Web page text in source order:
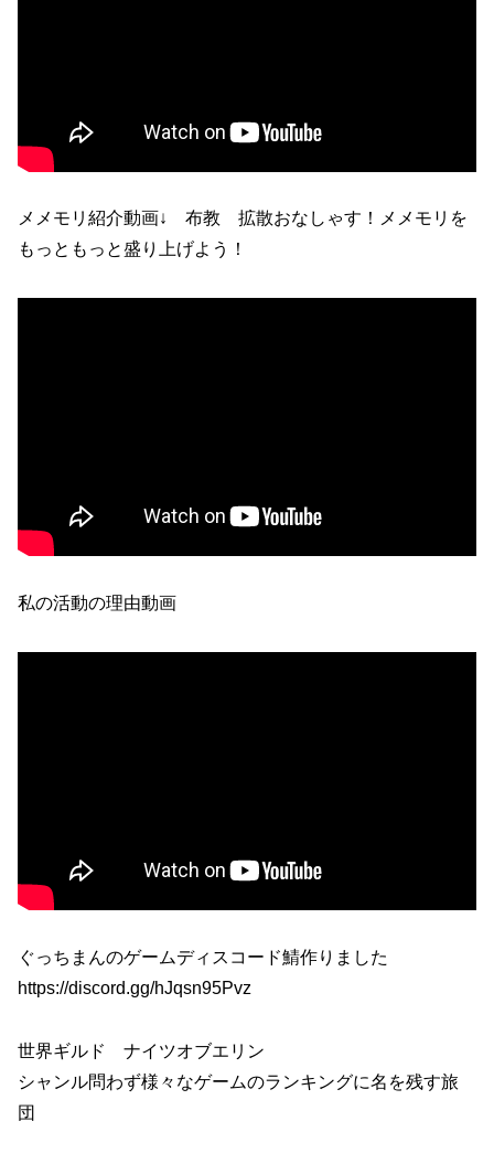
メメモリ紹介動画↓ 布教 拡散おなしゃす！メメモリを
もっともっと盛り上げよう！
私の活動の理由動画
ぐっちまんのゲームディスコード鯖作りました
https://discord.gg/hJqsn95Pvz
世界ギルド ナイツオブエリン
シャンル問わず様々なゲームのランキングに名を残す旅
団